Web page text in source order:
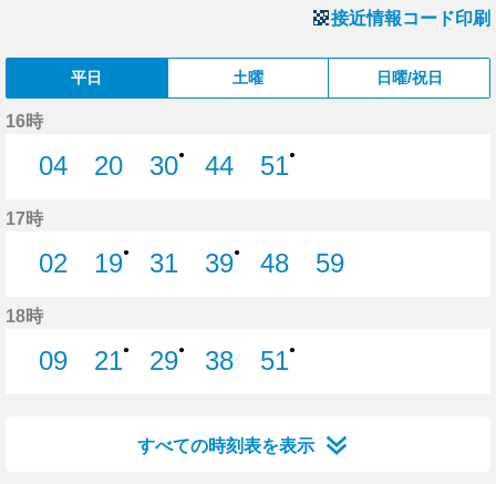
接近情報コード印刷
平日 土曜 日曜/祝日
16時
04
20
30●
44
51●
17時
02
19●
31
39●
48
59
18時
09
21●
29●
38
51●
すべての時刻表を表示